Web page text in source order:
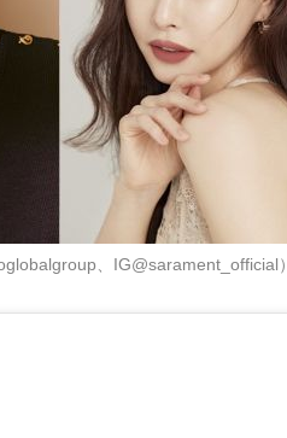
、IG@sarament_official）